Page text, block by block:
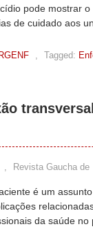
pode mostrar
de cuidado aos
RGENF , Tagged:
, Revista Gaucha de
é um
da saúde